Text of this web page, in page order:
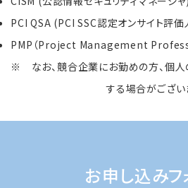
PCI QSA (PCI SSC認定オンサイト評価
PMP（Project Management
※ なお、競合企業にお勤めの方、個人
する場合がござい
お申し込みフ